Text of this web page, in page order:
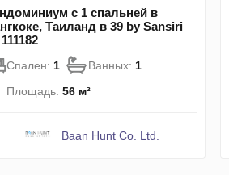
с 1 спальней в
Таиланд в 39 by Sansiri
Спален: 1 Ванных: 1
Площадь: 56 м²
Baan Hunt Co. Ltd.